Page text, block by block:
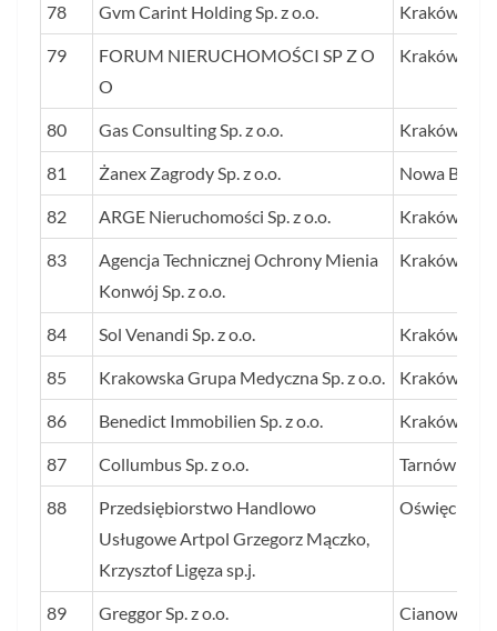
78 Gvm Carint Holding Sp. z o.o. Kraków
79
FORUM NIERUCHOMOŚCI SP Z O
O
Kraków
80 Gas Consulting Sp. z o.o. Kraków
81 Żanex Zagrody Sp. z o.o. Nowa Biała
82 ARGE Nieruchomości Sp. z o.o. Kraków
83
Agencja Technicznej Ochrony Mienia
Konwój Sp. z o.o.
Kraków
84 Sol Venandi Sp. z o.o. Kraków
85 Krakowska Grupa Medyczna Sp. z o.o. Kraków
86 Benedict Immobilien Sp. z o.o. Kraków
87 Collumbus Sp. z o.o. Tarnów
88
Przedsiębiorstwo Handlowo
Usługowe Artpol Grzegorz Mączko,
Krzysztof Ligęza sp.j.
Oświęcim
89 Greggor Sp. z o.o. Cianowice